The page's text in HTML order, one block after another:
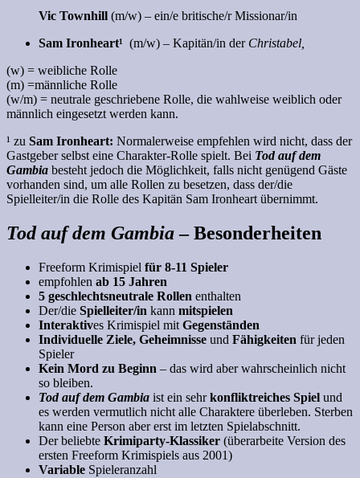
Vic Townhill (m/w) – ein/e britische/r Missionar/in
Sam Ironheart¹ (m/w) – Kapitän/in der Christabel,
(w) = weibliche Rolle
(m) =männliche Rolle
(w/m) = neutrale geschriebene Rolle, die wahlweise weiblich oder
männlich eingesetzt werden kann.
¹ zu Sam Ironheart: Normalerweise empfehlen wird nicht, dass der
Gastgeber selbst eine Charakter-Rolle spielt. Bei Tod auf dem
Gambia besteht jedoch die Möglichkeit, falls nicht genügend Gäste
vorhanden sind, um alle Rollen zu besetzen, dass der/die
Spielleiter/in die Rolle des Kapitän Sam Ironheart übernimmt.
Tod auf dem Gambia– Besonderheiten
Freeform Krimispiel für 8-11 Spieler
empfohlen ab 15 Jahren
5 geschlechtsneutrale Rollen enthalten
Der/die Spielleiter/in kann mitspielen
Interaktives Krimispiel mit Gegenständen
Individuelle Ziele, Geheimnisse und Fähigkeiten für jeden
Spieler
Kein Mord zu Beginn – das wird aber wahrscheinlich nicht
so bleiben.
Tod auf dem Gambia ist ein sehrkonfliktreiches Spiel und
es werden vermutlich nicht alle Charaktere überleben. Sterben
kann eine Person aber erst im letzten Spielabschnitt.
Der beliebte Krimiparty-Klassiker (überarbeite Version des
ersten Freeform Krimispiels aus 2001)
Variable Spieleranzahl